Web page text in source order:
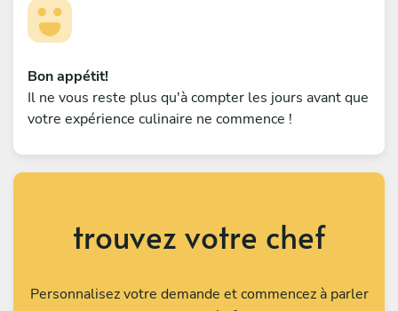
Bon appétit!
Il ne vous reste plus qu'à compter les jours avant que
votre expérience culinaire ne commence !
trouvez votre chef
Personnalisez votre demande et commencez à parler